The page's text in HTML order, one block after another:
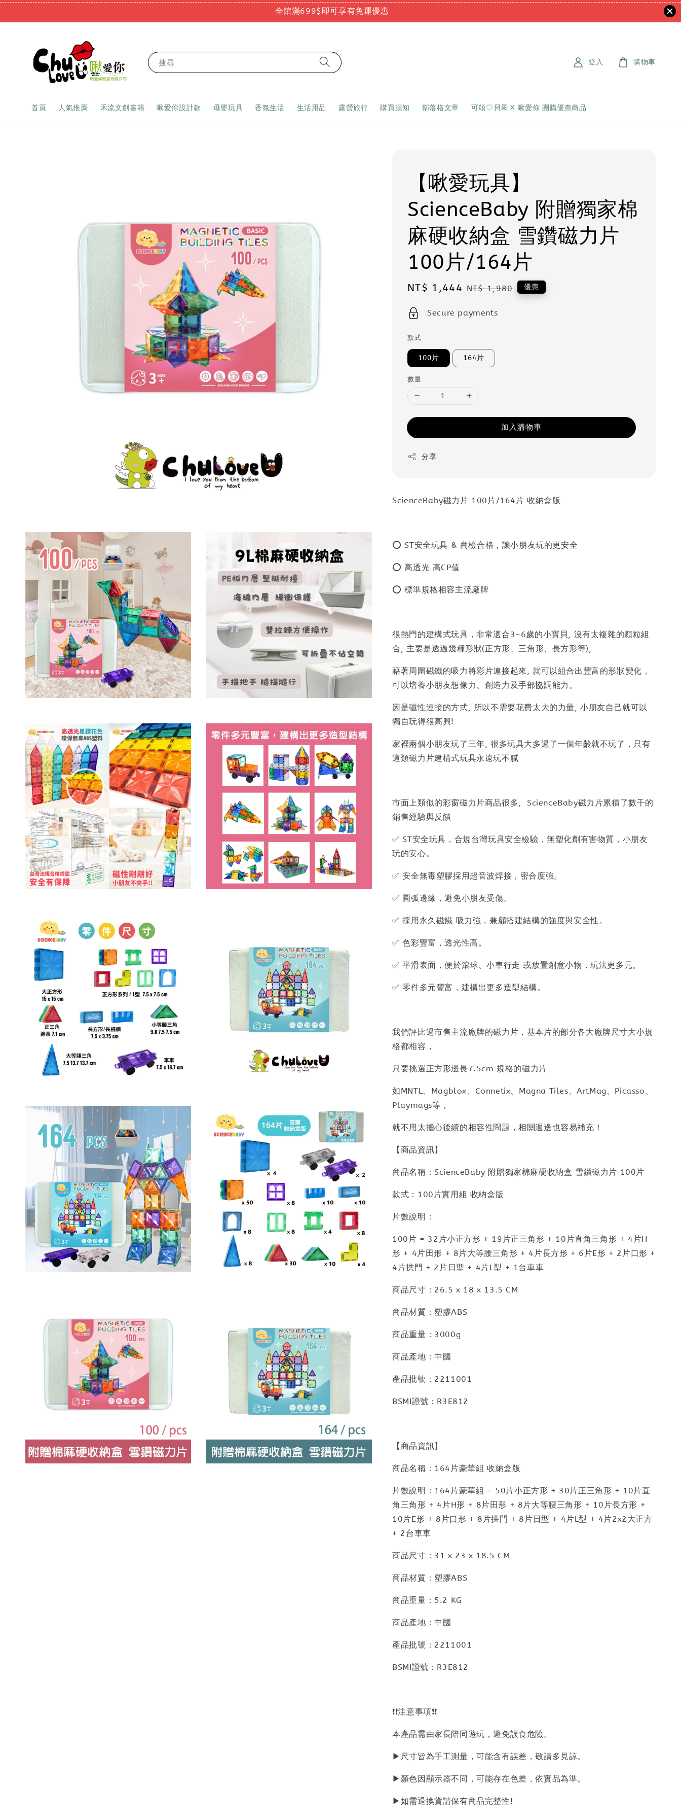
全館滿699$即可享有免運優惠
搜尋
首頁 人氣推薦 禾流文創書籍 啾愛你設計款 母嬰玩具 香氛生活 生活用品 露營旅行 購買須知 部落格文章 可頌♡貝果 X 啾愛你 團購優惠商品
登入 購物車
【啾愛玩具】
ScienceBaby 附贈獨家棉
麻硬收納盒 雪鑽磁力片
100片/164片
Sale
NT$ 1,444 Regular
NT$ 1,980 優惠
Secure payments
款式
100片 164片
數量
加入購物車
分享
ScienceBaby磁力片 100片/164片 收納盒版
⭕ ST安全玩具 & 商檢合格，讓小朋友玩的更安全
⭕ 高透光 高CP值
⭕ 標準規格相容主流廠牌
很熱門的建構式玩具，非常適合3~6歲的小寶貝, 沒有太複雜的顆粒組
合, 主要是透過幾種形狀(正方形、三角形、長方形等),
藉著周圍磁鐵的吸力將彩片連接起來, 就可以組合出豐富的形狀變化，
可以培養小朋友想像力、創造力及手部協調能力。
因是磁性連接的方式, 所以不需要花費太大的力量, 小朋友自己就可以
獨自玩得很高興!
家裡兩個小朋友玩了三年, 很多玩具大多過了一個年齡就不玩了，只有
這類磁力片建構式玩具永遠玩不膩
市面上類似的彩窗磁力片商品很多, ScienceBaby磁力片累積了數千的
銷售經驗與反饋
✅ ST安全玩具，合規台灣玩具安全檢驗，無塑化劑有害物質，小朋友
玩的安心。
✅ 安全無毒塑膠採用超音波焊接，密合度強。
✅ 圓弧邊緣，避免小朋友受傷。
✅ 採用永久磁鐵 吸力強，兼顧搭建結構的強度與安全性。
✅ 色彩豐富，透光性高。
✅ 平滑表面，便於滾球、小車行走 或放置創意小物，玩法更多元。
✅ 零件多元豐富，建構出更多造型結構。
我們評比過市售主流廠牌的磁力片，基本片的部分各大廠牌尺寸大小規
格都相容，
只要挑選正方形邊長7.5cm 規格的磁力片
如MNTL、Magblox、Connetix、Magna Tiles、ArtMag、Picasso、
Playmags等，
就不用太擔心後續的相容性問題，相關週邊也容易補充！
【商品資訊】
商品名稱：ScienceBaby 附贈獨家棉麻硬收納盒 雪鑽磁力片 100片
款式：100片實用組 收納盒版
片數說明：
100片 = 32片小正方形 + 19片正三角形 + 10片直角三角形 + 4片H
形 + 4片田形 + 8片大等腰三角形 + 4片長方形 + 6片E形 + 2片口形 +
4片拱門 + 2片日型 + 4片L型 + 1台車車
商品尺寸：26.5 x 18 x 13.5 CM
商品材質：塑膠ABS
商品重量：3000g
商品產地：中國
產品批號：2211001
BSMI證號：R3E812
【商品資訊】
商品名稱：164片豪華組 收納盒版
片數說明：164片豪華組 = 50片小正方形 + 30片正三角形 + 10片直
角三角形 + 4片H形 + 8片田形 + 8片大等腰三角形 + 10片長方形 +
10片E形 + 8片口形 + 8片拱門 + 8片日型 + 4片L型 + 4片2x2大正方
+ 2台車車
商品尺寸：31 x 23 x 18.5 CM
商品材質：塑膠ABS
商品重量：5.2 KG
商品產地：中國
產品批號：2211001
BSMI證號：R3E812
❗❗注意事項❗❗
本產品需由家長陪同遊玩，避免誤食危險。
▶尺寸皆為手工測量，可能含有誤差，敬請多見諒。
▶顏色因顯示器不同，可能存在色差，依實品為準。
▶如需退換貨請保有商品完整性!